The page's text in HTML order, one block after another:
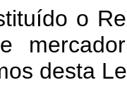
o
desta